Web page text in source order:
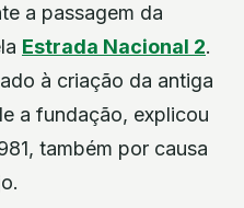
a passagem da
Estrada Nacional 2.
à criação da antiga
a fundação, explicou
também por causa